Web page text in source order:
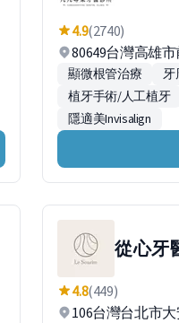
4.9(2740)
80649台灣高雄
顯微根管治療 牙
植牙手術/人工植牙
隱適美Invisalign
從心牙
4.8(449)
106台灣台北市